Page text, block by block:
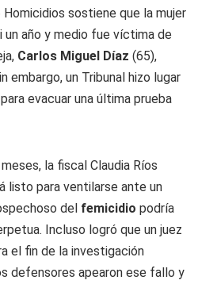
sostiene que la mujer
un año y medio fue víctima de
Carlos Miguel Díaz (65),
embargo, un Tribunal hizo lugar
evacuar una última prueba
la fiscal Claudia Ríos
listo para ventilarse ante un
del femicidio podría
Incluso logró que un juez
el fin de la investigación
defensores apearon ese fallo y